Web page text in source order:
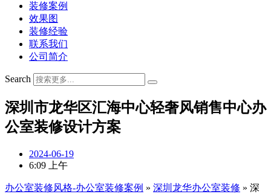
装修案例
效果图
装修经验
联系我们
公司简介
Search
深圳市龙华区汇海中心轻奢风销售中心办
公室装修设计方案
2024-06-19
6:09 上午
办公室装修风格-办公室装修案例 » 深圳龙华办公室装修 » 深